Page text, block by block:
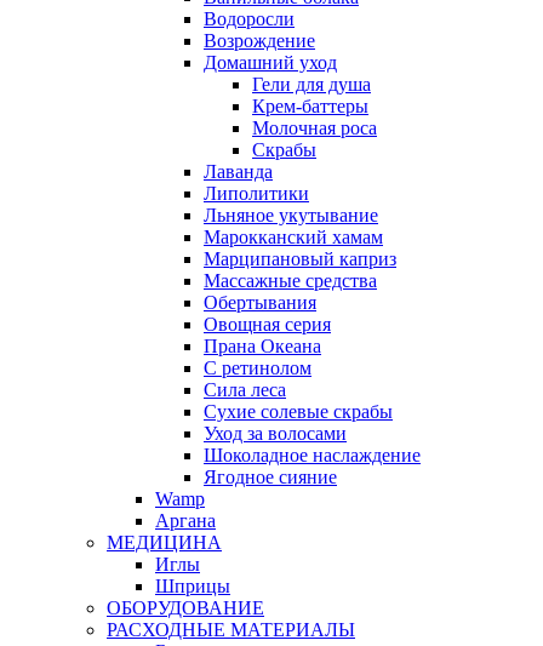
Водоросли
Возрождение
Домашний уход
Гели для душа
Крем-баттеры
Молочная роса
Скрабы
Лаванда
Липолитики
Льняное укутывание
Марокканский хамам
Марципановый каприз
Массажные средства
Обертывания
Овощная серия
Прана Океана
С ретинолом
Сила леса
Сухие солевые скрабы
Уход за волосами
Шоколадное наслаждение
Ягодное сияние
Wamp
Аргана
МЕДИЦИНА
Иглы
Шприцы
ОБОРУДОВАНИЕ
РАСХОДНЫЕ МАТЕРИАЛЫ